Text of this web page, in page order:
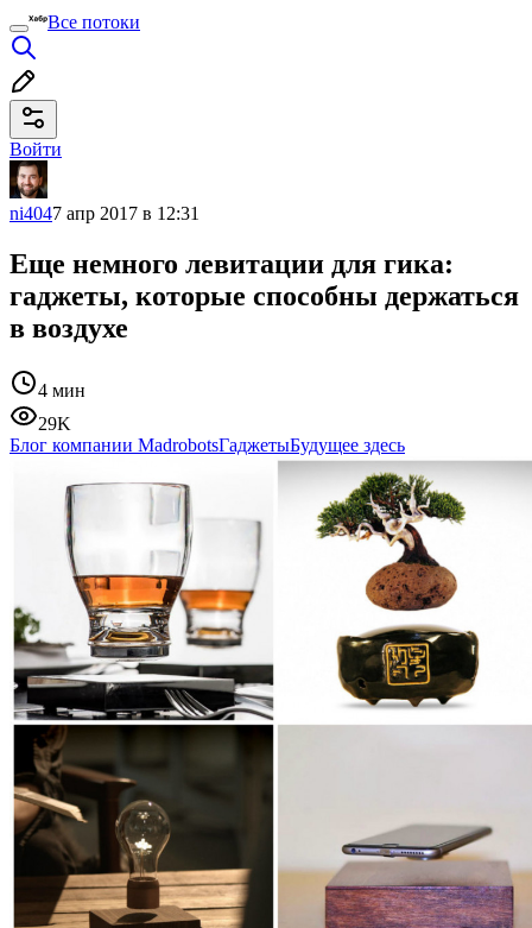
Все потоки
Войти
ni4047 апр 2017 в 12:31
Еще немного левитации для гика:
гаджеты, которые способны держаться
в воздухе
4 мин
29K
Блог компании MadrobotsГаджетыБудущее здесь